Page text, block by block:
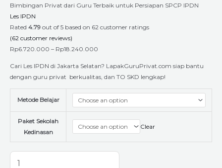
Bimbingan Privat dari Guru Terbaik untuk Persiapan SPCP IPDN
Les IPDN
Rated 4.79 out of 5 based on 62 customer ratings
(62 customer reviews)
Rp6.720.000 – Rp18.240.000
Cari Les IPDN di Jakarta Selatan? LapakGuruPrivat.com siap bantu
dengan guru privat berkualitas, dan TO SKD lengkap!
Metode Belajar
Paket Sekolah
Kedinasan
Clear